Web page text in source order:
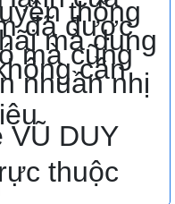
thống
đã được
mà dung
mà cũng
cần
nhuần nhị
VŨ DUY
thuộc